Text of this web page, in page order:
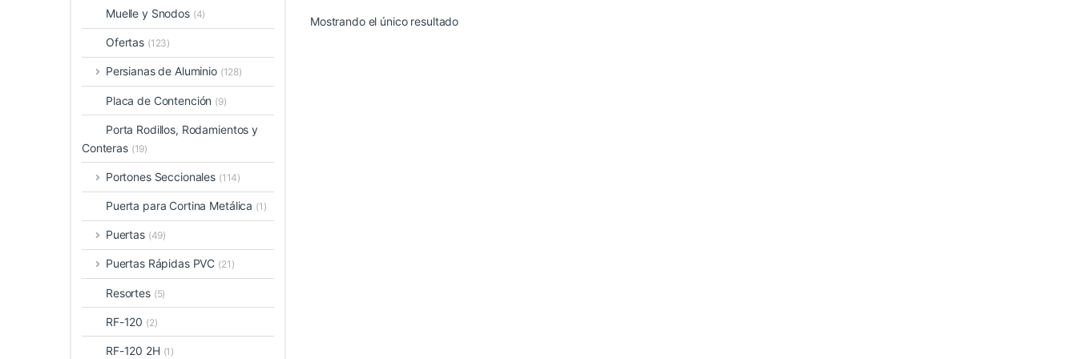
Mostrando el único resultado
Muelle y Snodos (4)
Ofertas (123)
Persianas de Aluminio (128)
Placa de Contención (9)
Porta Rodillos, Rodamientos y
Conteras (19)
Portones Seccionales (114)
Puerta para Cortina Metálica (1)
Puertas (49)
Puertas Rápidas PVC (21)
Resortes (5)
RF-120 (2)
RF-120 2H (1)